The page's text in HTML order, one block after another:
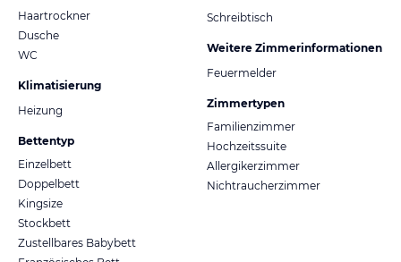
Haartrockner
Dusche
WC
Klimatisierung
Heizung
Bettentyp
Einzelbett
Doppelbett
Kingsize
Stockbett
Zustellbares Babybett
Schreibtisch
Weitere Zimmerinformationen
Feuermelder
Zimmertypen
Familienzimmer
Hochzeitssuite
Allergikerzimmer
Nichtraucherzimmer